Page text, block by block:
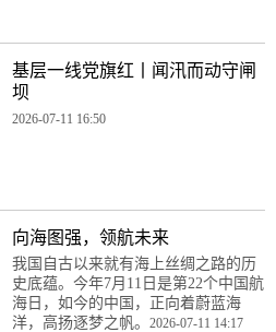
基层一线党旗红丨闻汛而动守闸
坝
2026-07-11 16:50
向海图强，领航未来
我国自古以来就有海上丝绸之路的历
史底蕴。今年7月11日是第22个中国航
海日，如今的中国，正向着蔚蓝海
洋，高扬逐梦之帆。 2026-07-11 14:17